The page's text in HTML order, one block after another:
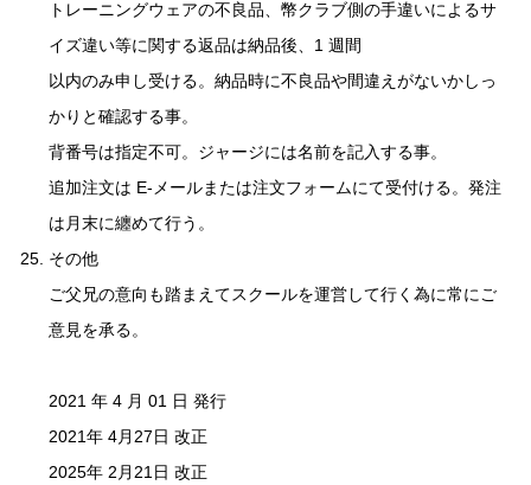
トレーニングウェアの不良品、幣クラブ側の手違いによるサ
イズ違い等に関する返品は納品後、1 週間
以内のみ申し受ける。納品時に不良品や間違えがないかしっ
かりと確認する事。
背番号は指定不可。ジャージには名前を記入する事。
追加注文は E-メールまたは注文フォームにて受付ける。発注
は月末に纏めて行う。
その他
ご父兄の意向も踏まえてスクールを運営して行く為に常にご
意見を承る。
2021 年 4 月 01 日 発行
2021年 4月27日 改正
2025年 2月21日 改正